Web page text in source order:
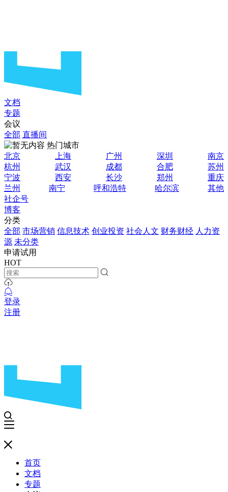
文档
专题
会议
全部 直播间
热门城市
北京
上海 广州 深圳
南京
杭州
武汉 成都 合肥
苏州
宁波
西安 长沙 郑州
重庆
兰州
南宁 呼和浩特 哈尔滨
其他
社企号
博客
分类
全部 市场营销 信息技术 创业投资 社会人文 财务财经 人力资
源 未分类
申请试用
HOT
登录
注册
首页
文档
专题